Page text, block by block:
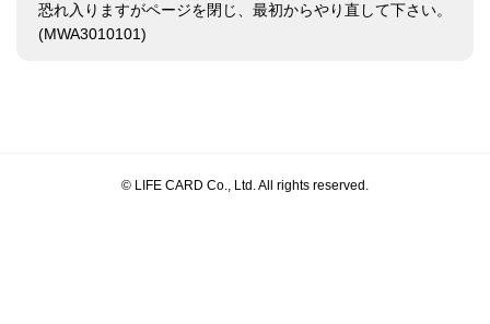
恐れ入りますがページを閉じ、最初からやり直して下さい。
(MWA3010101)
© LIFE CARD Co., Ltd. All rights reserved.